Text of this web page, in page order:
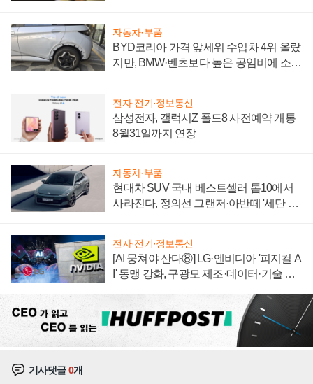
자동차·부품
BYD코리아 가격 앞세워 수입차 4위 올랐
지만, BMW·벤츠보다 높은 공임비에 소비
전자·전기·정보통신
삼성전자, 갤럭시Z 폴드8 사전예약 개통
8월31일까지 연장
자동차·부품
현대차 SUV 국내 베스트셀러 톱10에서
사라진다, 정의선 그랜저·아반떼 '세단 쌍
전자·전기·정보통신
[AI 뭉쳐야 산다⑧] LG·엔비디아 '피지컬 A
I' 동맹 강화, 구광모 제조·데이터·기술 결
기사댓글0개